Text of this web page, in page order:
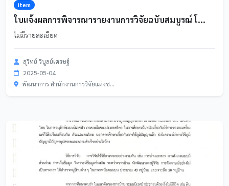
item
ใบแจ้งผลการพิจารณารายงานการวิจัยฉบับสมบูรณ์ โ...
ไม่มีรายละเอียด
สุวิทย์ วิบูลย์เศรษฐ์
2025-05-04
พัฒนาการ สำนักงานการวิจัยแห่งช...